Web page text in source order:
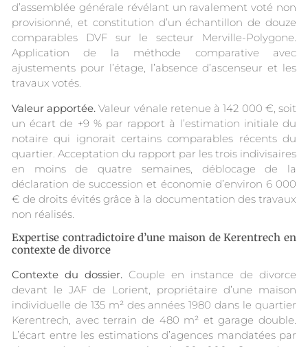
d’assemblée générale révélant un ravalement voté non
provisionné, et constitution d’un échantillon de douze
comparables DVF sur le secteur Merville-Polygone.
Application de la méthode comparative avec
ajustements pour l’étage, l’absence d’ascenseur et les
travaux votés.
Valeur apportée. Valeur vénale retenue à 142 000 €, soit
un écart de +9 % par rapport à l’estimation initiale du
notaire qui ignorait certains comparables récents du
quartier. Acceptation du rapport par les trois indivisaires
en moins de quatre semaines, déblocage de la
déclaration de succession et économie d’environ 6 000
€ de droits évités grâce à la documentation des travaux
non réalisés.
Expertise contradictoire d’une maison de Kerentrech en
contexte de divorce
Contexte du dossier. Couple en instance de divorce
devant le JAF de Lorient, propriétaire d’une maison
individuelle de 135 m² des années 1980 dans le quartier
Kerentrech, avec terrain de 480 m² et garage double.
L’écart entre les estimations d’agences mandatées par